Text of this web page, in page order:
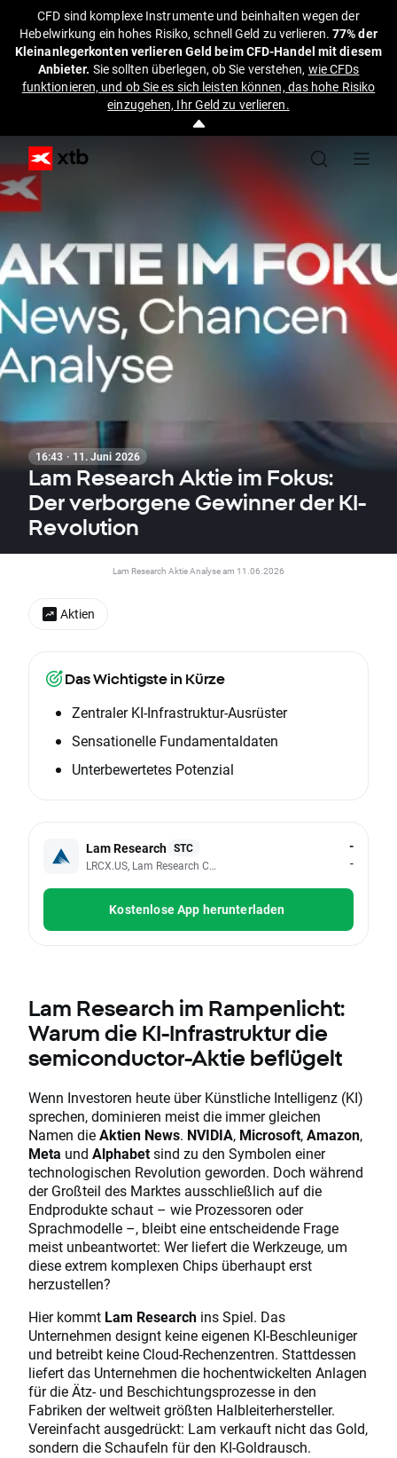
CFD sind komplexe Instrumente und beinhalten wegen der
Hebelwirkung ein hohes Risiko, schnell Geld zu verlieren.77% der
Kleinanlegerkonten verlieren Geld beim CFD-Handel mit diesem
Anbieter. Sie sollten überlegen, ob Sie verstehen, wie CFDs
funktionieren, und ob Sie es sich leisten können, das hohe Risiko
einzugehen, Ihr Geld zu verlieren.
16:43 · 11. Juni 2026
Lam Research Aktie im Fokus:
Der verborgene Gewinner der KI-
Revolution
Lam Research Aktie Analyse am 11.06.2026
Das Wichtigste in Kürze
Zentraler KI-Infrastruktur-Ausrüster
Sensationelle Fundamentaldaten
Unterbewertetes Potenzial
Lam Research STC
LRCX.US, Lam Research Corp
-
-
Kostenlose App herunterladen
Lam Research im Rampenlicht:
Warum die KI-Infrastruktur die
semiconductor-Aktie beflügelt
Wenn Investoren heute über Künstliche Intelligenz (KI)
sprechen, dominieren meist die immer gleichen
Namen dieAktien News. NVIDIA, Microsoft,Amazon,
Meta und Alphabetsind zu den Symbolen einer
technologischen Revolution geworden. Doch während
der Großteil des Marktes ausschließlich auf die
Endprodukte schaut – wie Prozessoren oder
Sprachmodelle –, bleibt eine entscheidende Frage
meist unbeantwortet: Wer liefert die Werkzeuge, um
diese extrem komplexen Chips überhaupt erst
herzustellen?
Hier kommt Lam Research ins Spiel. Das
Unternehmen designt keine eigenen KI-Beschleuniger
und betreibt keine Cloud-Rechenzentren. Stattdessen
liefert das Unternehmen die hochentwickelten Anlagen
für die Ätz- und Beschichtungsprozesse in den
Fabriken der weltweit größten Halbleiterhersteller.
Vereinfacht ausgedrückt: Lam verkauft nicht das Gold,
sondern die Schaufeln für den KI-Goldrausch.
Aktien